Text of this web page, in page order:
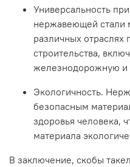
Универсальность
нержавеющей стали
различных отраслях
строительства,
железнодорожную и
Экологичность.
безопасным
здоровья человека,
материала
В заключение, скобы